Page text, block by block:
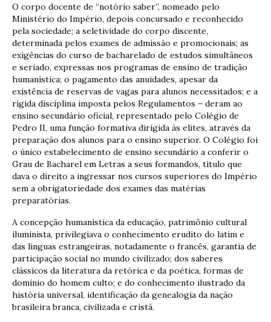
O corpo docente de “notório saber”, nomeado pelo
Ministério do Império, depois concursado e reconhecido
pela sociedade; a seletividade do corpo discente,
determinada pelos exames de admissão e promocionais; as
exigências do curso de bacharelado de estudos simultâneos
e seriado, expressas nos programas de ensino de tradição
humanística; o pagamento das anuidades, apesar da
existência de reservas de vagas para alunos necessitados; e a
rígida disciplina imposta pelos Regulamentos – deram ao
ensino secundário oficial, representado pelo Colégio de
Pedro II, uma função formativa dirigida às elites, através da
preparação dos alunos para o ensino superior. O Colégio foi
o único estabelecimento de ensino secundário a conferir o
Grau de Bacharel em Letras a seus formandos, título que
dava o direito a ingressar nos cursos superiores do Império
sem a obrigatoriedade dos exames das matérias
preparatórias.
A concepção humanística da educação, patrimônio cultural
iluminista, privilegiava o conhecimento erudito do latim e
das línguas estrangeiras, notadamente o francês, garantia de
participação social no mundo civilizado; dos saberes
clássicos da literatura da retórica e da poética, formas de
domínio do homem culto; e do conhecimento ilustrado da
história universal, identificação da genealogia da nação
brasileira branca, civilizada e cristã.